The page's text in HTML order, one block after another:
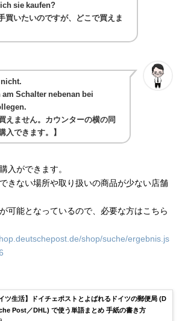
sie kaufen?
買いたいのですが、どこで買えま
nicht.
am Schalter nebenan bei
えません。カウンターの横の同
入できます。】
入ができます。
きない場所や取り扱いの商品が少ない店舗
可能となっているので、必要な方はこちら
shop/suche/ergebnis.js
イツ生活】ドイチェポストとよばれるドイツの郵便局 (D
eutsche Post／DHL) で使う単語まとめ 手紙の書き方